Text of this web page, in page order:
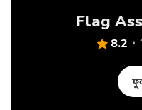
Flag
8.2